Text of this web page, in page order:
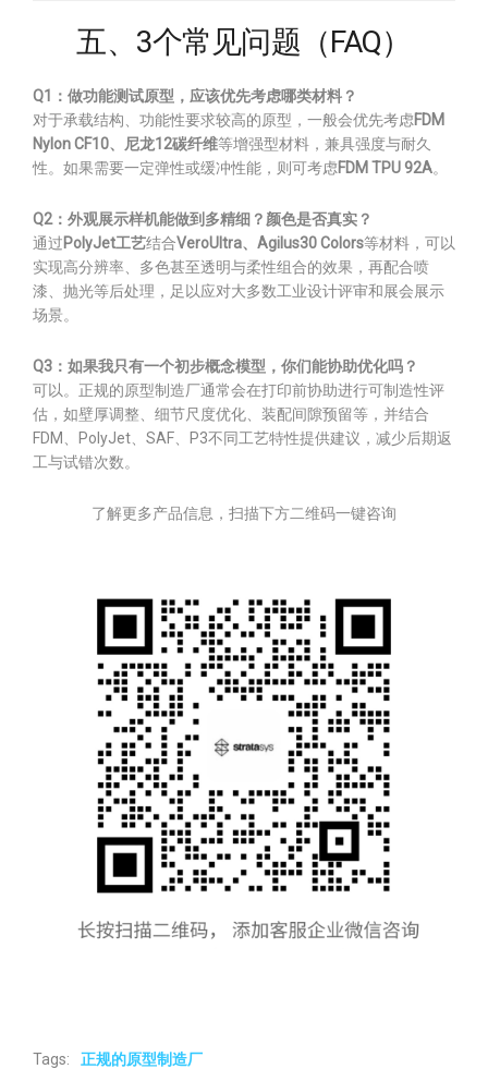
五、3个常见问题（FAQ）
Q1：做功能测试原型，应该优先考虑哪类材料？
对于承载结构、功能性要求较高的原型，一般会优先考虑FDM
Nylon CF10、尼龙12碳纤维等增强型材料，兼具强度与耐久
性。如果需要一定弹性或缓冲性能，则可考虑FDM TPU 92A。
Q2：外观展示样机能做到多精细？颜色是否真实？
通过PolyJet工艺结合VeroUltra、Agilus30 Colors等材料，可以
实现高分辨率、多色甚至透明与柔性组合的效果，再配合喷
漆、抛光等后处理，足以应对大多数工业设计评审和展会展示
场景。
Q3：如果我只有一个初步概念模型，你们能协助优化吗？
可以。正规的原型制造厂通常会在打印前协助进行可制造性评
估，如壁厚调整、细节尺度优化、装配间隙预留等，并结合
FDM、PolyJet、SAF、P3不同工艺特性提供建议，减少后期返
工与试错次数。
了解更多产品信息，扫描下方二维码一键咨询
Tags: 正规的原型制造厂